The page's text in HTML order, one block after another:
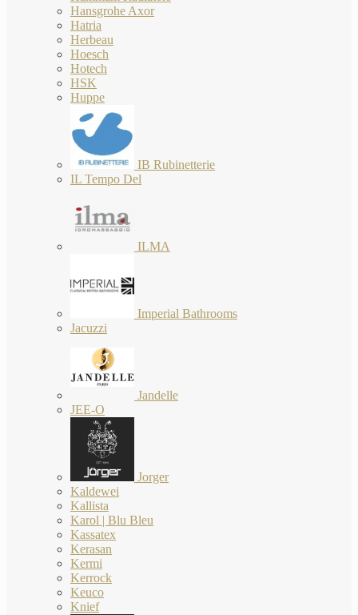
Hansgrohe Axor
Hatria
Herbeau
Hoesch
Hotech
HSK
Huppe
IB Rubinetterie
IL Tempo Del
ILMA
Imperial Bathrooms
Jacuzzi
Jandelle
JEE-O
Jorger
Kaldewei
Kallista
Karol | Blu Bleu
Kassatex
Kerasan
Kermi
Kerrock
Keuco
Knief